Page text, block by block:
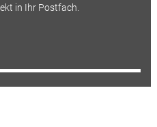
in Ihr Postfach.